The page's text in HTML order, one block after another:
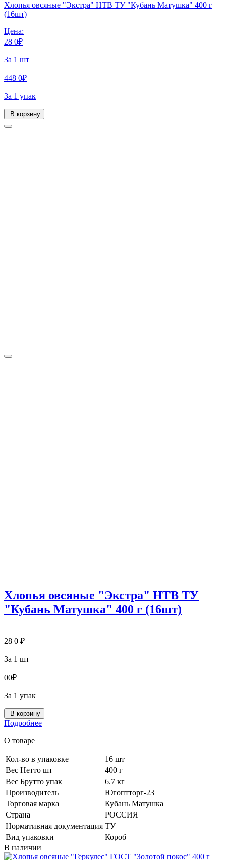
Хлопья овсяные "Экстра" НТВ ТУ "Кубань Матушка" 400 г
(16шт)
Цена:
28 0₽
За 1 шт
448 0₽
За 1 упак
В корзину
Хлопья овсяные "Экстра" НТВ ТУ
"Кубань Матушка" 400 г (16шт)
28 0 ₽
За 1 шт
00₽
За 1 упак
В корзину
Подробнее
О товаре
Кол-во в упаковке
16 шт
Вес Нетто шт
400 г
Вес Брутто упак
6.7 кг
Производитель
Югоптторг-23
Торговая марка
Кубань Матушка
Страна
РОССИЯ
Нормативная документация ТУ
Вид упаковки
Короб
В наличии